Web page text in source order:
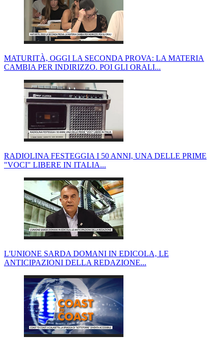
MATURITÀ, OGGI LA SECONDA PROVA: LA MATERIA
CAMBIA PER INDIRIZZO. POI GLI ORALI...
RADIOLINA FESTEGGIA I 50 ANNI, UNA DELLE PRIME
"VOCI" LIBERE IN ITALIA...
L'UNIONE SARDA DOMANI IN EDICOLA, LE
ANTICIPAZIONI DELLA REDAZIONE...